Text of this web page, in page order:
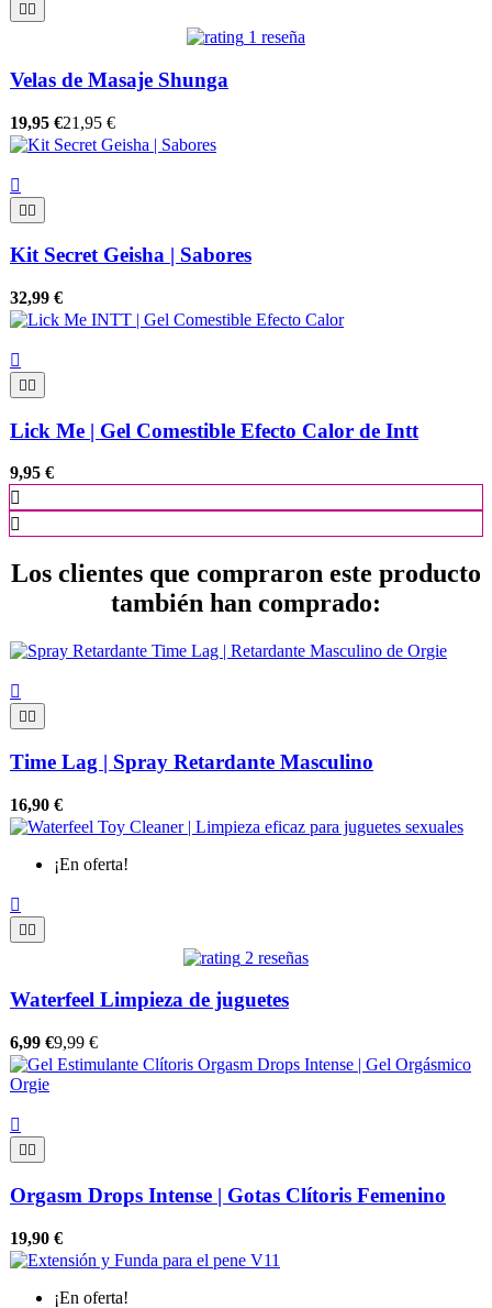
 
1 reseña
Velas de Masaje Shunga
19,95 €21,95 €


Kit Secret Geisha | Sabores
32,99 €

 
Lick Me | Gel Comestible Efecto Calor de Intt
9,95 €


Los clientes que compraron este producto
también han comprado:

 
Time Lag | Spray Retardante Masculino
16,90 €
¡En oferta!


2 reseñas
Waterfeel Limpieza de juguetes
6,99 €9,99 €

 
Orgasm Drops Intense | Gotas Clítoris Femenino
19,90 €
¡En oferta!